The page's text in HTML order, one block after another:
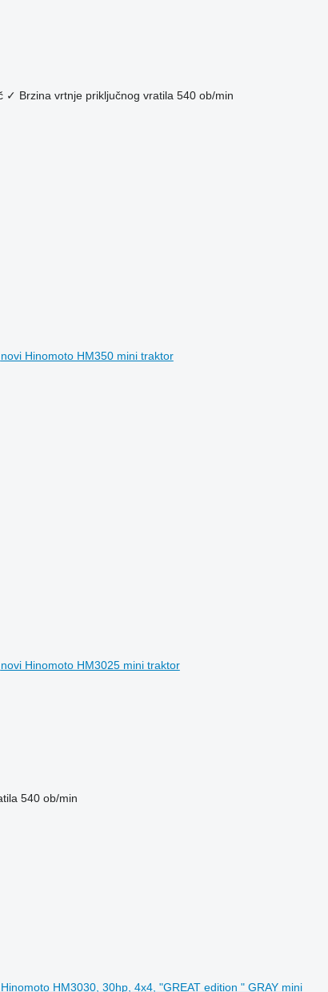
✓ Brzina vrtnje priključnog vratila 540 ob/min
novi Hinomoto HM350 mini traktor
novi Hinomoto HM3025 mini traktor
540 ob/min
Hinomoto HM3030, 30hp, 4x4, "GREAT edition " GRAY mini